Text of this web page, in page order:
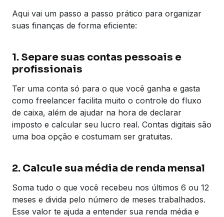
Aqui vai um passo a passo prático para organizar
suas finanças de forma eficiente:
1. Separe suas contas pessoais e
profissionais
Ter uma conta só para o que você ganha e gasta
como freelancer facilita muito o controle do fluxo
de caixa, além de ajudar na hora de declarar
imposto e calcular seu lucro real. Contas digitais são
uma boa opção e costumam ser gratuitas.
2. Calcule sua média de renda mensal
Soma tudo o que você recebeu nos últimos 6 ou 12
meses e divida pelo número de meses trabalhados.
Esse valor te ajuda a entender sua renda média e